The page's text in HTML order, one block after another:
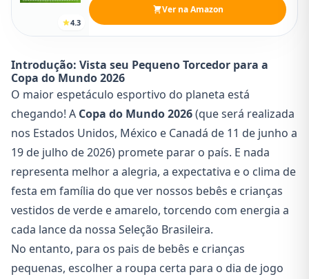
4.3
Ver na Amazon
Introdução: Vista seu Pequeno Torcedor para a
Copa do Mundo 2026
O maior espetáculo esportivo do planeta está
chegando! A Copa do Mundo 2026(que será realizada
nos Estados Unidos, México e Canadá de 11 de junho a
19 de julho de 2026) promete parar o país. E nada
representa melhor a alegria, a expectativa e o clima de
festa em família do que ver nossos bebês e crianças
vestidos de verde e amarelo, torcendo com energia a
cada lance da nossa Seleção Brasileira.
No entanto, para os pais de bebês e crianças
pequenas, escolher a roupa certa para o dia de jogo